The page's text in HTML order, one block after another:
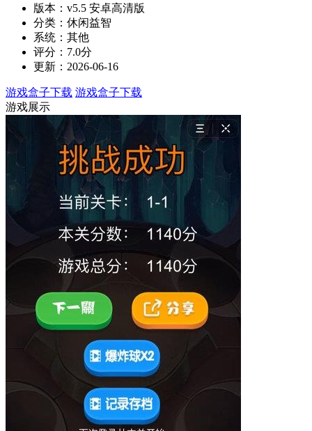
版本：v5.5 安卓高清版
分类：休闲益智
系统：其他
评分：7.0分
更新：2026-06-16
游戏盒子下载 游戏盒子下载
游戏展示